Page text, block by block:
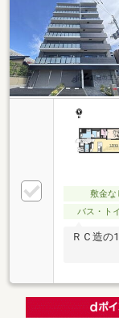
敷金な
バス・ト
ＲＣ造の